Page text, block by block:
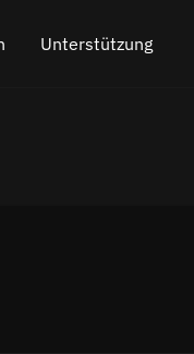
Unterstützung